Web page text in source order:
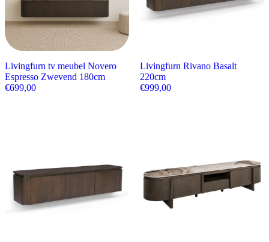
Livingfurn tv meubel Novero
Espresso Zwevend 180cm
€699,00
Livingfurn Rivano Basalt
220cm
€999,00